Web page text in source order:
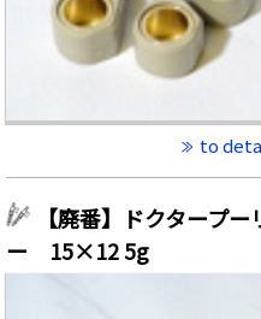
to
【廃番】ドクタープ
ー 15×12 5g